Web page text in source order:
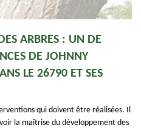
ARBRES : UN DE
DE JOHNNY
LE 26790 ET SES
qui doivent être réalisées. Il
la maîtrise du développement des